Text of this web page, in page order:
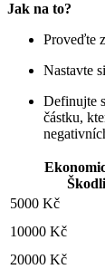
Jak na to?
Proveďte
Nastavte
Definujte
částku,
5000 Kč
10000 Kč
20000 Kč